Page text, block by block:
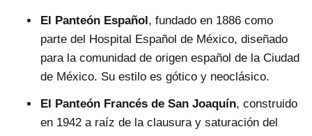
El Panteón Español, fundado en 1886 como
parte del Hospital Español de México, diseñado
para la comunidad de origen español de la Ciudad
de México. Su estilo es gótico y neoclásico.
El Panteón Francés de San Joaquín, construido
en 1942 a raíz de la clausura y saturación del